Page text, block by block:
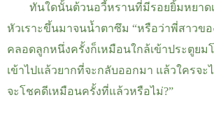
ทันใดนั้นต้วนอวี้หรานที่มีรอยยิ้มหยาด
หัวเราะขึ้นมาจนน้ำตาซึม “หรือว่าพี่สาวขอ
คลอดลูกหนึ่งครั้งก็เหมือนใกล้เข้าประตูยม
เข้าไปแล้วยากที่จะกลับออกมา แล้วใครจะ
จะโชคดีเหมือนครั้งที่แล้วหรือไม่?”